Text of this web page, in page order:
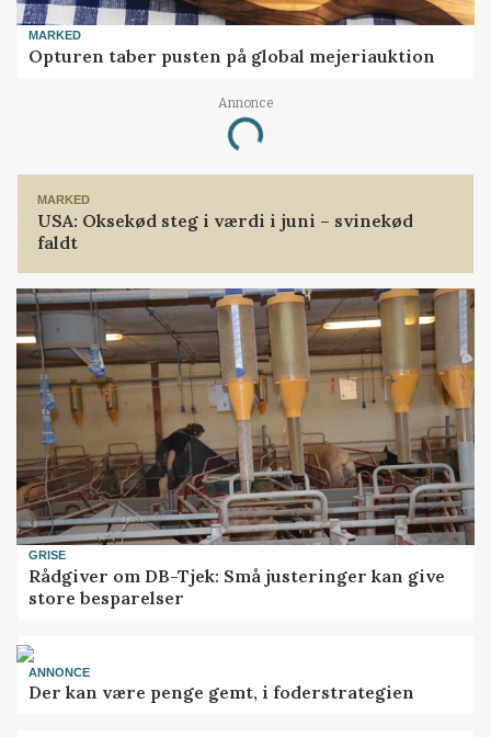
MARKED
Opturen taber pusten på global mejeriauktion
Annonce
Loading...
MARKED
USA: Oksekød steg i værdi i juni – svinekød
faldt
GRISE
Rådgiver om DB-Tjek: Små justeringer kan give
store besparelser
ANNONCE
Der kan være penge gemt, i foderstrategien